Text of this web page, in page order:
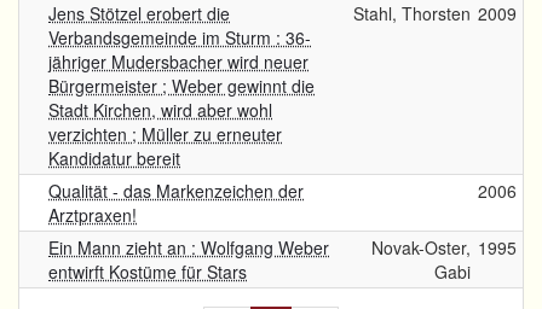
Jens Stötzel erobert die
Verbandsgemeinde im Sturm : 36-
jähriger Mudersbacher wird neuer
Bürgermeister ; Weber gewinnt die
Stadt Kirchen, wird aber wohl
verzichten ; Müller zu erneuter
Kandidatur bereit
Stahl, Thorsten 2009
Qualität - das Markenzeichen der
Arztpraxen!
2006
Ein Mann zieht an : Wolfgang Weber
entwirft Kostüme für Stars
Novak-Oster,
Gabi
1995